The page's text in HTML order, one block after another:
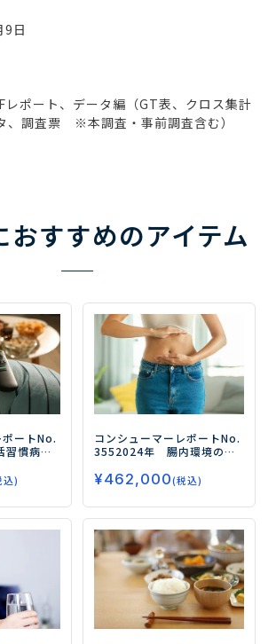
9日
レポート、データ編（GT表、クロス集計
、調査票 ※本調査・事前調査含む）
おすすめのアイテム
ートNo.
慣病対
が高い
「血
中性脂
―
込)
コンシューマーレポートNo.
3552024年 腸内環境の対
疫力」「ストレス」「睡
眠」に加え、「オーラルケ
ア」「スキンケア」など多
様化する健康ニーズ－
¥462,000(税込)